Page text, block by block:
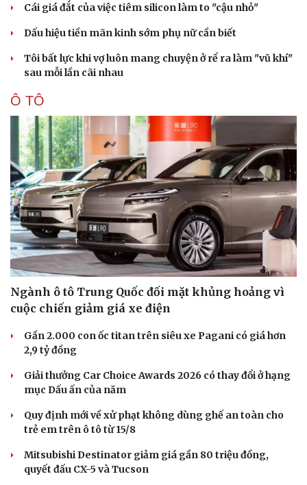
Cái giá đắt của việc tiêm silicon làm to "cậu nhỏ"
Dấu hiệu tiền mãn kinh sớm phụ nữ cần biết
Tôi bất lực khi vợ luôn mang chuyện ở rể ra làm "vũ khí"
sau mỗi lần cãi nhau
Ô TÔ
Ngành ô tô Trung Quốc đối mặt khủng hoảng vì
cuộc chiến giảm giá xe điện
Gần 2.000 con ốc titan trên siêu xe Pagani có giá hơn
2,9 tỷ đồng
Giải thưởng Car Choice Awards 2026 có thay đổi ở hạng
mục Dấu ấn của năm
Quy định mới về xử phạt không dùng ghế an toàn cho
trẻ em trên ô tô từ 15/8
Mitsubishi Destinator giảm giá gần 80 triệu đồng,
quyết đấu CX-5 và Tucson